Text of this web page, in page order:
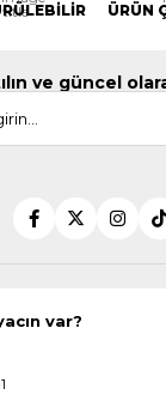
ÜRÜN
ve güncel
var?